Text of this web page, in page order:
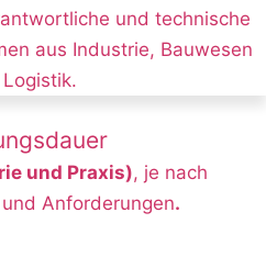
und technische
aus Industrie, Bauwesen
und Praxis), je nach
Anforderungen.